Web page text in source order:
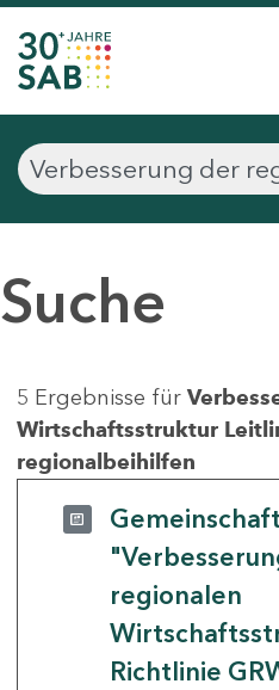
Suche
5 Ergebnisse für
Wirtschaftsstruktur
regionalbeihilfen
regionalen
Richtlinie